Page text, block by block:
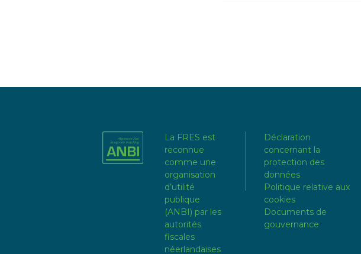
La FRES est
reconnue
comme une
organisation
d’utilité
publique
(ANBI) par les
autorités
fiscales
néerlandaises
Déclaration
concernant la
protection des
données
Politique relative aux
cookies
Documents de
gouvernance